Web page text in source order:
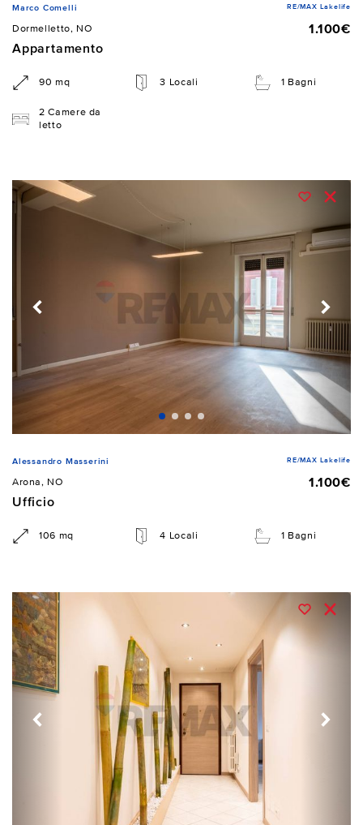
Marco Comelli RE/MAX Lakelife
Dormelletto, NO
1.100€
Appartamento
90 mq 3 Locali 1 Bagni
2 Camere da
letto
Alessandro Masserini RE/MAX Lakelife
Arona, NO
1.100€
Ufficio
106 mq 4 Locali 1 Bagni